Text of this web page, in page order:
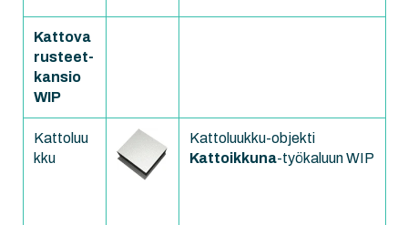
Kattova
rusteet-
kansio
WIP
Kattoluu
kku
Kattoluukku-objekti
Kattoikkuna-työkaluun WIP